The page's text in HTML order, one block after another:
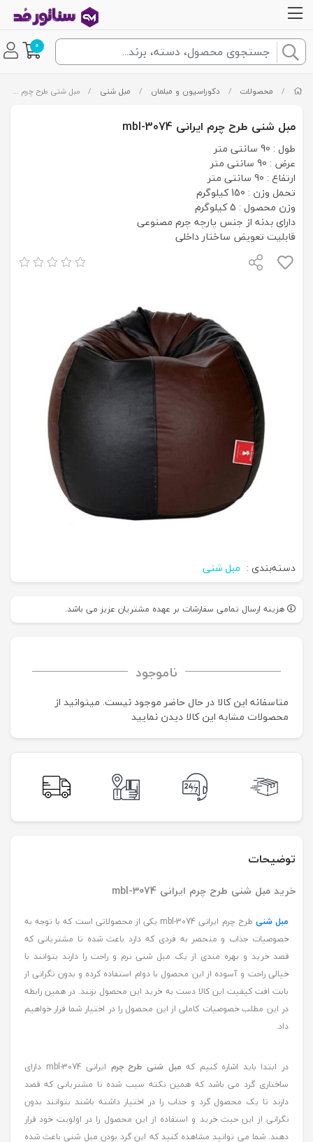
0
/ محصولات / دکوراسیون و مبلمان / مبل شنی / مبل شنی طرح چرم ایرانی mbl-3074
مبل شنی طرح چرم ایرانی mbl-3074
طول : 90 سانتی متر
عرض : 90 سانتی متر
ارتفاع : 90 سانتی متر
تحمل وزن : 150 کیلوگرم
وزن محصول : 5 کیلوگرم
دارای بدنه از جنس پارچه چرم مصنوعی
قابلیت تعویض ساختار داخلی
دسته‌بندی : مبل شنی
هزینه ارسال تمامی سفارشات بر عهده مشتریان عزیز می باشد.
ناموجود
متاسفانه این کالا در حال حاضر موجود نیست. می‍توانید از
محصولات مشابه این کالا دیدن نمایید
توضیحات
خرید مبل شنی طرح چرم ایرانی mbl-3074
مبل شنی
طرح چرم ایرانی mbl-3074 یکی از محصولاتی است که با توجه به
خصوصیات جذاب و منحصر به فردی که دارد باعث شده تا مشتریانی که
قصد خرید و بهره مندی از یک مبل شنی نرم و راحت را دارند بتوانند با
خیالی راحت و آسوده از این محصول با دوام استفاده کرده و بدون نگرانی از
بابت افت کیفیت این کالا دست به خرید این محصول بزنند. در همین رابطه
در این مطلب خصوصیات کاملی از این محصول را در اختیار شما قرار خواهیم
داد.
در ابتدا باید اشاره کنیم که مبل شنی طرح چرم
ایرانی mbl-3074 دارای
ساختاری گرد می باشد که همین نکته سبب شده تا مشتریانی که قصد
دارند تا یک محصول گرد و جذاب را در اختیار داشته باشند بتوانند بدون
نگرانی از این حیث خرید و استفاده از این محصول را در اولویت خود قرار
دهند. شما می توانید مشاهده کنید که این گرد بودن مبل شنی باعث شده